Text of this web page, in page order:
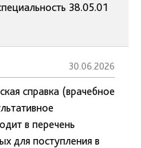
38.05.01
30.06.2026
справка (врачебное
в перечень
для поступления в